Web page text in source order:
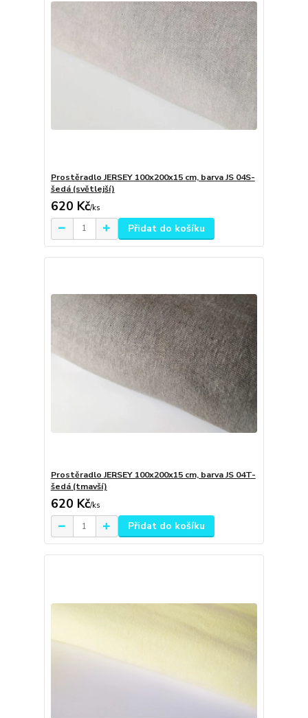
Prostěradlo JERSEY 100x200x15 cm, barva JS 04S-
šedá (světlejší)
620 Kč/ks
Přidat do košíku
Prostěradlo JERSEY 100x200x15 cm, barva JS 04T-
šedá (tmavší)
620 Kč/ks
Přidat do košíku